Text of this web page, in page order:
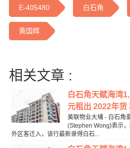
E-405480 白石角
黄国辉
相关文章 :
白石角天赋海湾
元租出 2022年货
美联物业大埔 - 白石角
(Stephen Wong)表示
外区客迁入，该行最新录得白石...